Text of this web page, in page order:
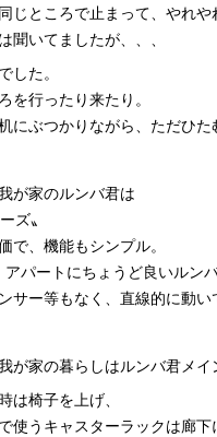
同じところで止まって、やれ
聞いてましたが、、、
した。
を行ったり来たり。
にぶつかりながら、ただひ
が家のルンバ君は
ズ〟
で、機能もシンプル。
アパートにちょうど良いルンバ
サー等もなく、直線的に動い
が家の暮らしはルンバ君メイ
は椅子を上げ、
使うキャスターラックは廊下